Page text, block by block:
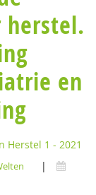
herstel.
en
Herstel 1 - 2021
|